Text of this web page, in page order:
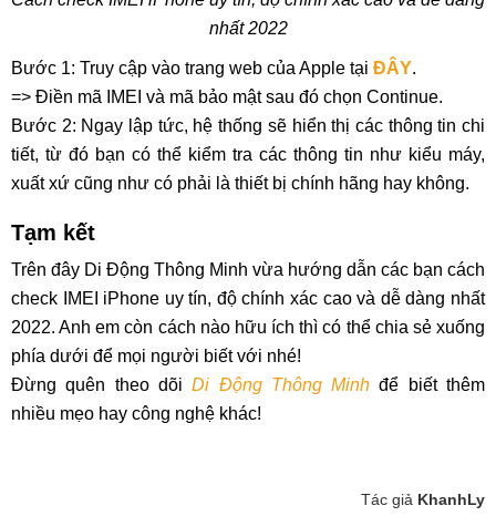
nhất 2022
Bước 1: Truy cập vào trang web của Apple tại ĐÂY.
=> Điền mã IMEI và mã bảo mật sau đó chọn Continue.
Bước 2: Ngay lập tức, hệ thống sẽ hiển thị các thông tin chi
tiết, từ đó bạn có thể kiểm tra các thông tin như kiểu máy,
xuất xứ cũng như có phải là thiết bị chính hãng hay không.
Tạm kết
Trên đây Di Động Thông Minh vừa hướng dẫn các bạn cách
check IMEI iPhone uy tín, độ chính xác cao và dễ dàng nhất
2022. Anh em còn cách nào hữu ích thì có thể chia sẻ xuống
phía dưới để mọi người biết với nhé!
Đừng quên theo dõiDi Động Thông Minh để biết thêm
nhiều mẹo hay công nghệ khác!
Tác giả KhanhLy